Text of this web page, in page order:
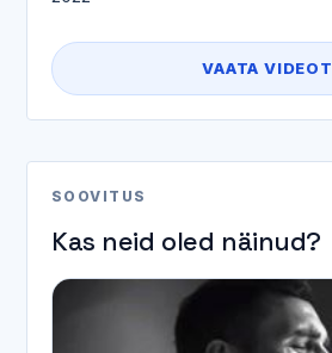
VAATA VIDEOT
SOOVITUS
Kas neid oled näinud?